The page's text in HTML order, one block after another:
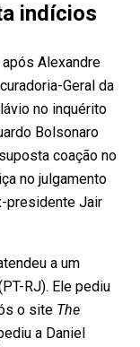
indícios
Alexandre
Geral da
no inquérito
Bolsonaro
coação no
no julgamento
presidente Jair
a um
RJ). Ele pediu
o site The
a Daniel